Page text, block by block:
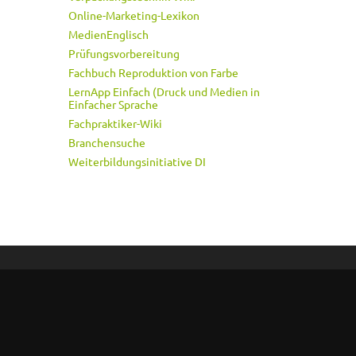
Online-Marketing-Lexikon
MedienEnglisch
Prüfungsvorbereitung
Fachbuch Reproduktion von Farbe
LernApp Einfach (Druck und Medien in
Einfacher Sprache
Fachpraktiker-Wiki
Branchensuche
Weiterbildungsinitiative DI